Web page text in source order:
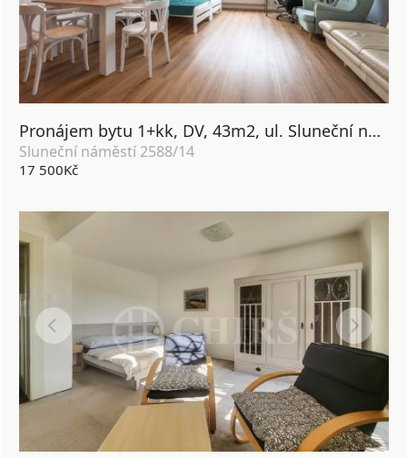
Pronájem bytu 1+kk, DV, 43m2, ul. Sluneční náměstí 2588/14, Praha 5 - Stodůlky
Sluneční náměstí 2588/14
17 500Kč